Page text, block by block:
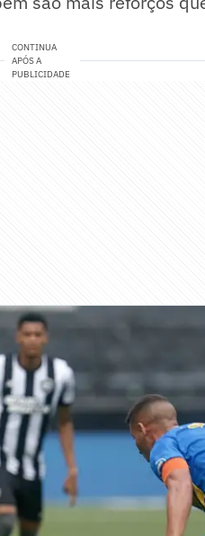
CONTINUA
APÓS A
PUBLICIDADE